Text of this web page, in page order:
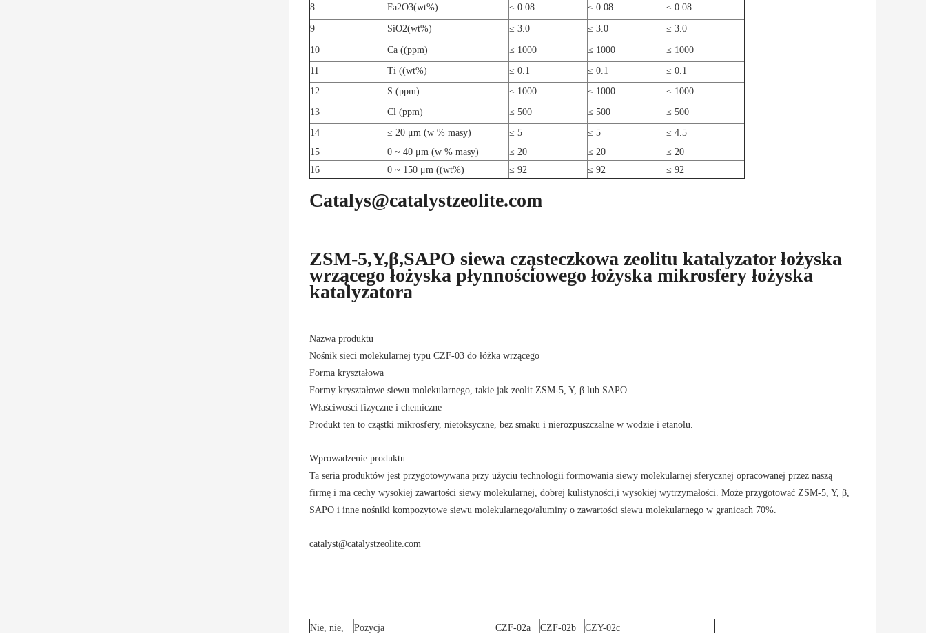
8 Fa2O3(wt%) ≤ 0.08 ≤ 0.08 ≤ 0.08
9 SiO2(wt%) ≤ 3.0 ≤ 3.0 ≤ 3.0
10 Ca ((ppm) ≤ 1000 ≤ 1000
≤ 1000
11
Ti ((wt%) ≤ 0.1 ≤ 0.1
≤ 0.1
12
S (ppm) ≤ 1000 ≤ 1000
≤ 1000
13
Cl (ppm) ≤ 500 ≤ 500
≤ 500
14
≤ 20 μm (w % masy) ≤ 5 ≤ 5
≤ 4.5
15
0 ~ 40 μm (w % masy) ≤ 20 ≤ 20
≤ 20
16
0 ~ 150 μm ((wt%) ≤ 92 ≤ 92 ≤ 92
Catalys@catalystzeolite.com
ZSM-5,Y,β,SAPO siewa cząsteczkowa zeolitu katalyzator łożyska
wrzącego łożyska płynnościowego łożyska mikrosfery łożyska
katalyzatora
Nazwa produktu
Nośnik sieci molekularnej typu CZF-03 do łóżka wrzącego
Forma kryształowa
Formy kryształowe siewu molekularnego, takie jak zeolit ZSM-5, Y, β lub SAPO.
Właściwości fizyczne i chemiczne
Produkt ten to cząstki mikrosfery, nietoksyczne, bez smaku i nierozpuszczalne w wodzie i etanolu.
Wprowadzenie produktu
Ta seria produktów jest przygotowywana przy użyciu technologii formowania siewy molekularnej sferycznej opracowanej przez naszą
firmę i ma cechy wysokiej zawartości siewy molekularnej, dobrej kulistyności,i wysokiej wytrzymałości. Może przygotować ZSM-5, Y, β,
SAPO i inne nośniki kompozytowe siewu molekularnego/aluminy o zawartości siewu molekularnego w granicach 70%.
catalyst@catalystzeolite.com
Nie, nie, Pozycja CZF-02a CZF-02b CZY-02c